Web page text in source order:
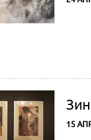
15